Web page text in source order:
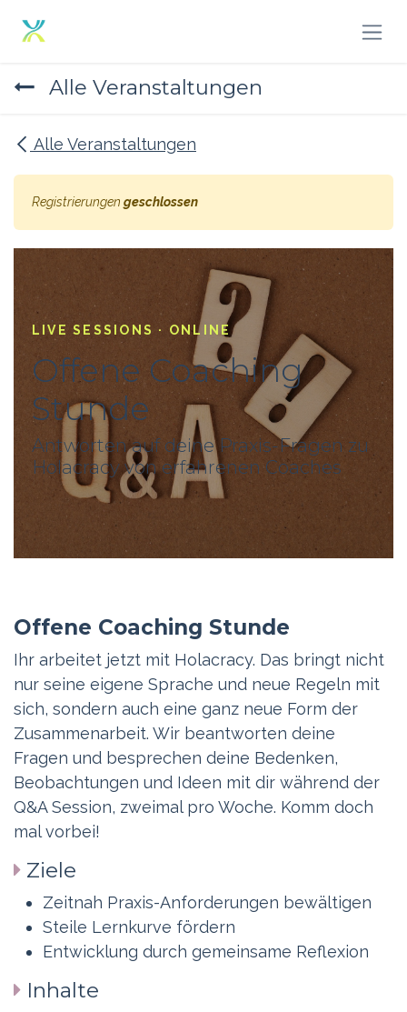
Alle Veranstaltungen
Alle Veranstaltungen
Registrierungen geschlossen
LIVE SESSIONS · ONLINE
Offene Coaching
Stunde
Antworten auf deine Praxis-Fragen zu
Holacracy von erfahrenen Coaches
Offene Coaching Stunde
Ihr arbeitet jetzt mit Holacracy. Das bringt nicht
nur seine eigene Sprache und neue Regeln mit
sich, sondern auch eine ganz neue Form der
Zusammenarbeit. Wir beantworten deine
Fragen und besprechen deine Bedenken,
Beobachtungen und Ideen mit dir während der
Q&A Session, zweimal pro Woche. Komm doch
mal vorbei!
Ziele
Zeitnah Praxis-Anforderungen bewältigen
Steile Lernkurve fördern
Entwicklung durch gemeinsame Reflexion
Inhalte